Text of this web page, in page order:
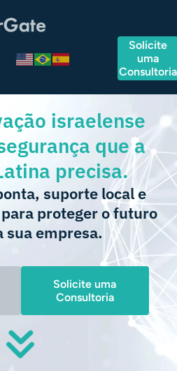
Solicite
uma
Consultoria
israelense
que a
precisa.
suporte local e
proteger o futuro
sua empresa.
Solicite uma
Consultoria